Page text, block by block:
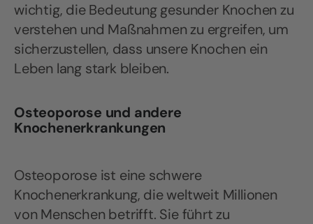
wichtig, die Bedeutung gesunder Knochen zu
verstehen und Maßnahmen zu ergreifen, um
sicherzustellen, dass unsere Knochen ein
Leben lang stark bleiben.
Osteoporose und andere
Knochenerkrankungen
Osteoporose ist eine schwere
Knochenerkrankung, die weltweit Millionen
von Menschen betrifft. Sie führt zu